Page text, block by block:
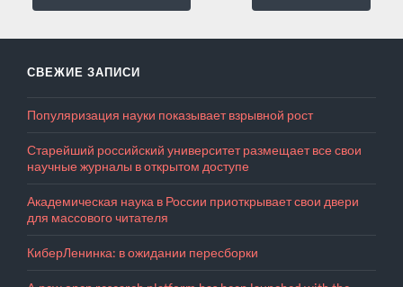
СВЕЖИЕ ЗАПИСИ
Популяризация науки показывает взрывной рост
Старейший российский университет размещает все свои
научные журналы в открытом доступе
Академическая наука в России приоткрывает свои двери
для массового читателя
КиберЛенинка: в ожидании пересборки